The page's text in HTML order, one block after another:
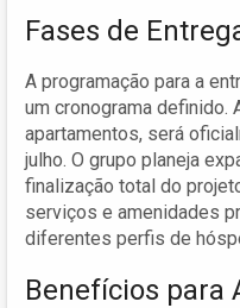
Fases de
A programação para a
um cronograma definido.
apartamentos, será
julho. O grupo planeja
finalização total do
serviços e amenidades
diferentes perfis de
Benefícios para